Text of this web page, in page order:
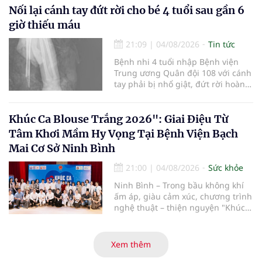
cường truyền thông, hoàn thiện
quy trình chuyên môn và hệ thống
hiến và ghép mô tạng.
Nối lại cánh tay đứt rời cho bé 4 tuổi sau gần 6
giờ thiếu máu
21:09 | 04/08/2026
Tin tức
Bệnh nhi 4 tuổi nhập Bệnh viện
Trung ương Quân đội 108 với cánh
tay phải bị nhổ giật, đứt rời hoàn
thương nặng và thời gian thiếu
máu kéo dài, các bác sĩ đã tái lập
tuần hoàn thành công sau ca vi
phẫu kéo dài 3 giờ.
Khúc Ca Blouse Trắng 2026": Giai Điệu Từ
Tâm Khơi Mầm Hy Vọng Tại Bệnh Viện Bạch
Mai Cơ Sở Ninh Bình
21:00 | 04/08/2026
Sức khỏe
Ninh Bình – Trong bầu không khí
ấm áp, giàu cảm xúc, chương trình
nghệ thuật – thiện nguyện "Khúc
điểm dừng chân đầu tiên tại Bệnh
viện Bạch Mai cơ sở Ninh Bình.
Xem thêm